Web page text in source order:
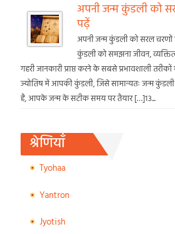
अपनी जन्म कुंडली को
पढ़ें
अपनी जन्म कुंडली को सरल
कुंडली को समझना जीवन,
गहरी जानकारी प्राप्त करने के सबसे प्रभावशाली
ज्योतिष में आपकी कुंडली, जिसे सामान्यतः जन्म कुंडली
है, आपके जन्म के सटीक समय पर तैयार […]13...
श्रेणियाँ
Tyohaa
Yantron
Jyotish